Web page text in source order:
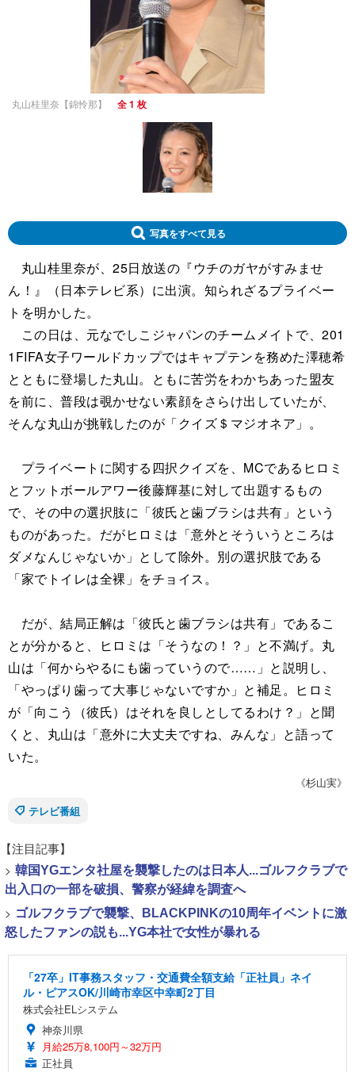
丸山桂里奈【錦怜那】 全 1 枚
写真をすべて見る
丸山桂里奈が、25日放送の『ウチのガヤがすみませ
ん！』（日本テレビ系）に出演。知られざるプライベー
トを明かした。
この日は、元なでしこジャパンのチームメイトで、201
1FIFA女子ワールドカップではキャプテンを務めた澤穂希
とともに登場した丸山。ともに苦労をわかちあった盟友
を前に、普段は覗かせない素顔をさらけ出していたが、
そんな丸山が挑戦したのが「クイズ＄マジオネア」。
プライベートに関する四択クイズを、MCであるヒロミ
とフットボールアワー後藤輝基に対して出題するもの
で、その中の選択肢に「彼氏と歯ブラシは共有」という
ものがあった。だがヒロミは「意外とそういうところは
ダメなんじゃないか」として除外。別の選択肢である
「家でトイレは全裸」をチョイス。
だが、結局正解は「彼氏と歯ブラシは共有」であるこ
とが分かると、ヒロミは「そうなの！？」と不満げ。丸
山は「何からやるにも歯っていうので……」と説明し、
「やっぱり歯って大事じゃないですか」と補足。ヒロミ
が「向こう（彼氏）はそれを良しとしてるわけ？」と聞
くと、丸山は「意外に大丈夫ですね、みんな」と語って
いた。
《杉山実》
テレビ番組
【注目記事】
> 韓国YGエンタ社屋を襲撃したのは日本人...ゴルフクラブで
出入口の一部を破損、警察が経緯を調査へ
> ゴルフクラブで襲撃、BLACKPINKの10周年イベントに激
怒したファンの説も...YG本社で女性が暴れる
「27卒」IT事務スタッフ・交通費全額支給「正社員」ネイ
ル・ピアスOK/川崎市幸区中幸町2丁目
株式会社ELシステム
神奈川県
月給25万8,100円～32万円
正社員